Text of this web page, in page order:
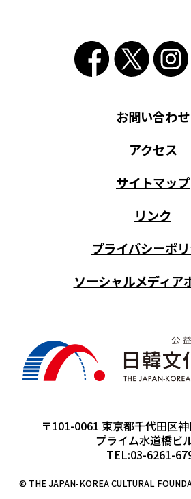
お問い合わせ
アクセス
サイトマップ
リンク
プライバシーポ
ソーシャルメディア
〒101-0061 東京都千代田区
プライム水道橋ビ
TEL:03-6261-
© THE JAPAN-KOREA CULTURAL